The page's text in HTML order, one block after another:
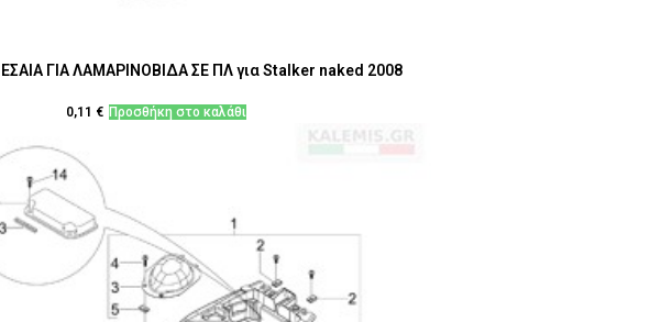
ΓΙΑ ΛΑΜΑΡΙΝΟΒΙΔΑ ΣΕ ΠΛ για Stalker naked 2008
0,11 € Προσθήκη στο καλάθι